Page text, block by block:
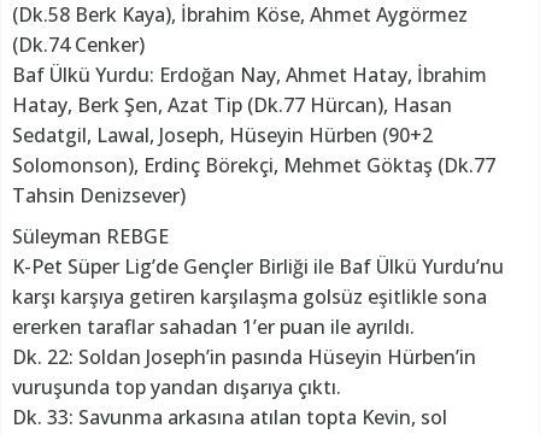
(Dk.58 Berk Kaya), İbrahim Köse, Ahmet Aygörmez
(Dk.74 Cenker)
Baf Ülkü Yurdu: Erdoğan Nay, Ahmet Hatay, İbrahim
Hatay, Berk Şen, Azat Tip (Dk.77 Hürcan), Hasan
Sedatgil, Lawal, Joseph, Hüseyin Hürben (90+2
Solomonson), Erdinç Börekçi, Mehmet Göktaş (Dk.77
Tahsin Denizsever)
Süleyman REBGE
K-Pet Süper Lig’de Gençler Birliği ile Baf Ülkü Yurdu’nu
karşı karşıya getiren karşılaşma golsüz eşitlikle sona
ererken taraflar sahadan 1’er puan ile ayrıldı.
Dk. 22: Soldan Joseph’in pasında Hüseyin Hürben’in
vuruşunda top yandan dışarıya çıktı.
Dk. 33: Savunma arkasına atılan topta Kevin, sol